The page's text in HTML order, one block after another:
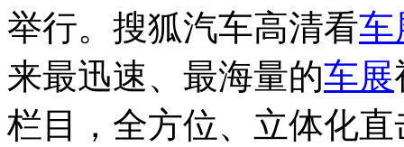
举行。搜狐汽车高清看车
来最迅速、最海量的车展
栏目，全方位、立体化直